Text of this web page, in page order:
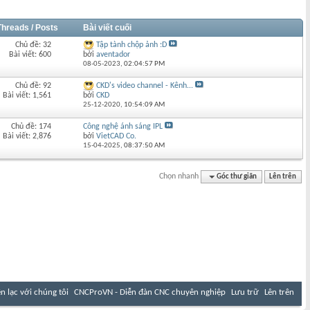
/ Posts Bài viết cuối
Chủ đề: 32
Bài viết: 600
Tập tành chộp ảnh :D
bởiaventador
08-05-2023,02:04:57 PM
Chủ đề: 92
Bài viết: 1,561
CKD's video channel - Kênh...
bởiCKD
25-12-2020, 10:54:09 AM
Chủ đề: 174
Bài viết: 2,876
Công nghệ ánh sáng IPL
bởiVietCAD Co.
15-04-2025,08:37:50 AM
Chọn nhanh Góc thư giãn Lên trên
lạc với chúng tôi CNCProVN - Diễn đàn CNC chuyên nghiệp Lưu trữ Lên trên